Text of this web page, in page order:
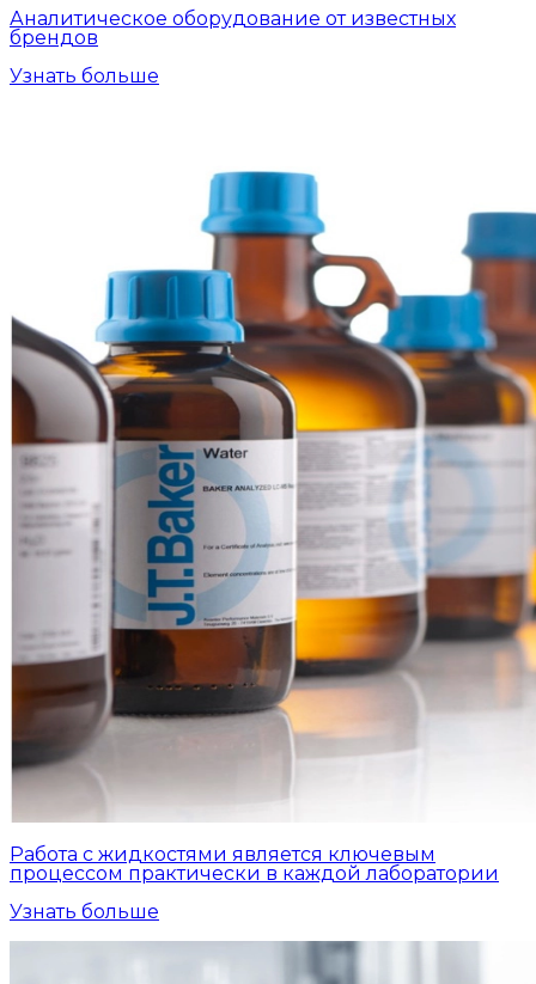
Аналитическое оборудование от известных
брендов
Узнать больше
Работа с жидкостями является ключевым
процессом практически в каждой лаборатории
Узнать больше